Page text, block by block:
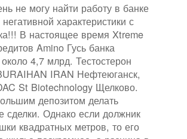
не могу найти работу в банке
характеристики с
В настоящее время Xtreme
Amino Гусь банка
около 4,7 млрд. Тестостерон
IRAN Нефтеюганск,
St Biotechnology Щелково.
депозитом делать
сделки. Однако если должник
квадратных метров, то его